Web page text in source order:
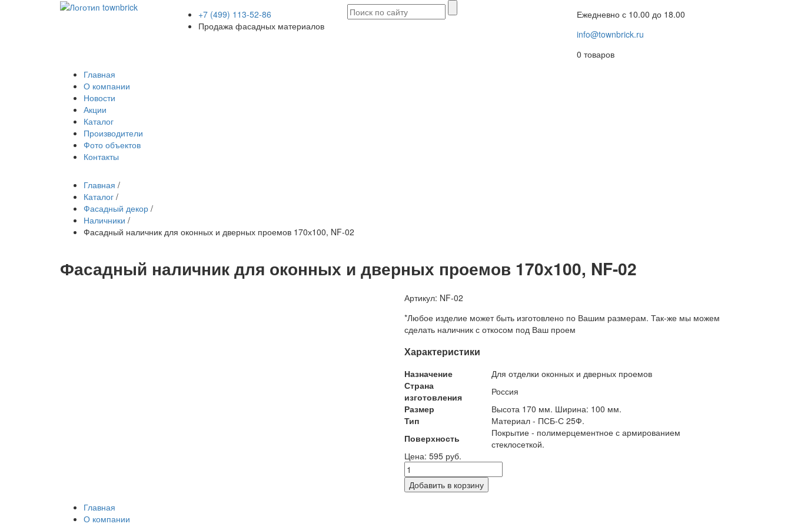
+7 (499) 113-52-86
Продажа фасадных материалов
Ежедневно с 10.00 до 18.00
info@townbrick.ru
0 товаров
Главная
О компании
Новости
Акции
Каталог
Производители
Фото объектов
Контакты
Главная /
Каталог /
Фасадный декор /
Наличники /
Фасадный наличник для оконных и дверных проемов 170х100, NF-02
Фасадный наличник для оконных и дверных проемов 170х100, NF-02
Артикул: NF-02
*Любое изделие может быть изготовлено по Вашим размерам. Так-же мы можем
сделать наличник с откосом под Ваш проем
Характеристики
Назначение
Для отделки оконных и дверных проемов
Страна
изготовления
Россия
Размер
Высота 170 мм. Ширина: 100 мм.
Тип
Материал - ПСБ-С 25Ф.
Поверхность
Покрытие - полимерцементное с армированием
стеклосеткой.
Цена: 595 руб.
Добавить в корзину
Главная
О компании